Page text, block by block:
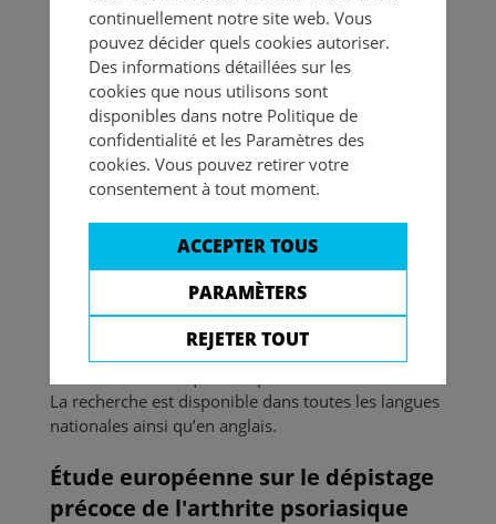
études cliniques
L'Office fédéral de la santé publique (OFSP) a pour
missiond'informer le public sur la recherche
sur l'être humain.À cette fin, il gère depuis le
printemps 2025 le portailHumRes(« Human
Research »). La fonction de recherche d'études
vous permet de trouver des informations sur
effectuer une recherche à l'aide de mots-clés de
votre choix, soit filtrer les résultats par catégorie de
maladie, statut de recrutement, lieu de l'étude ou
d'autres critères. Vous saurez ainsi si l'étude vous
convient, si des participant·e·s sont encore
La recherche est disponible dans toutes les langues
nationales ainsi qu’en anglais.
Étude européenne sur le dépistage
précoce de l'arthrite psoriasique
continuellement notre site web. Vous
pouvez décider quels cookies autoriser.
Des informations détaillées sur les
cookies que nous utilisons sont
disponibles dans notre Politique de
confidentialité et les Paramètres des
cookies. Vous pouvez retirer votre
consentement à tout moment.
ACCEPTER TOUS
PARAMÈTERS
REJETER TOUT